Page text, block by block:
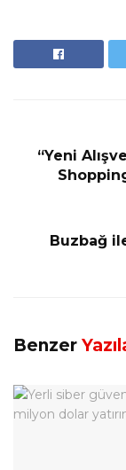
“Yeni
Buzbağ
Benzer